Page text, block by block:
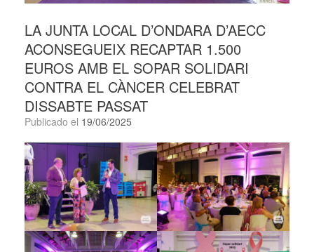
LA JUNTA LOCAL D’ONDARA D’AECC
ACONSEGUEIX RECAPTAR 1.500
EUROS AMB EL SOPAR SOLIDARI
CONTRA EL CÀNCER CELEBRAT
DISSABTE PASSAT
Publicado el 19/06/2025